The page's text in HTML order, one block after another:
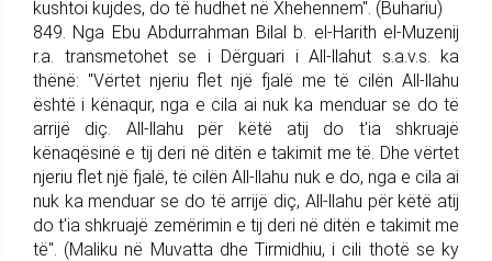
kushtoi kujdes, do të hudhet në Xhehennem". (Buhariu)
849. Nga Ebu Abdurrahman Bi­lal b. el-Harith el-Muzenij
r.a. trans­me­tohet se i Dërguari i All-llahut s.a.v.s. ka
thënë: "Vërtet njeriu flet një fjalë me të cilën All-llahu
është i kënaqur, nga e cila ai nuk ka menduar se do të
arrijë diç. All-llahu për këtë atij do t'ia shkruajë
kënaqësinë e tij deri në ditën e takimit me të. Dhe vërtet
njeriu flet një fjalë, të cilën All-llahu nuk e do, nga e cila ai
nuk ka menduar se do të arrijë diç, All-llahu për këtë atij
do t'ia shkruajë zemërimin e tij deri në ditën e takimit me
të". (Maliku në Mu­vatta dhe Tirmidhiu, i cili thotë se ky